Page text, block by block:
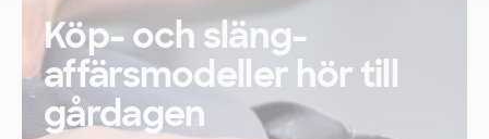
Köp- och släng-
affärsmodeller hör till
gårdagen